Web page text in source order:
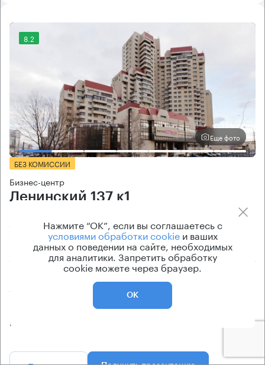
8.2
Еще фото
БЕЗ КОМИССИИ
Бизнес-центр
Ленинский 137 к1
Коньково → 3.56 км ~22 мин
Площадь здания
595 кв.м
Ставка арендной платы
по запросу
B
Эксплуатационные расходы
Нажмите “ОК”, если вы соглашаетесь с
условиями обработки cookieи ваших
данных о поведении на сайте, необходимых
для аналитики. Запретить обработку
cookie можете через браузер.
ОК